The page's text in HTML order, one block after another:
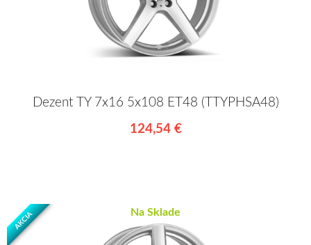
Dezent TY 7x16 5x108 ET48 (TTYPHSA48)
124,54 €
AKCIA Na Sklade